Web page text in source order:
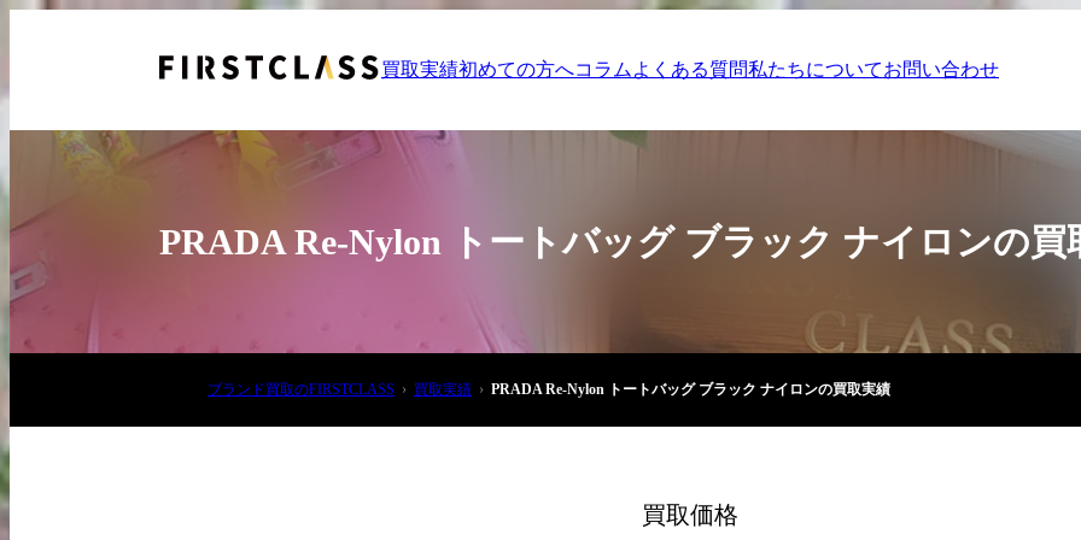
買取実績初めての方へコラム よくある質問私たちについてお問い合わせ
03-6908-5890
PRADA Re-Nylon トートバッグ ブラック ナイロンの買
ブランド買取のFIRSTCLASS 買取実績 PRADA Re-Nylon トートバッグ ブラック ナイロンの買取実績
買取価格